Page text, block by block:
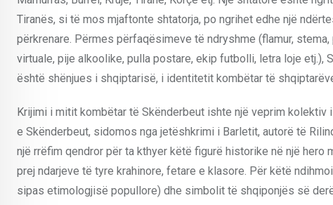
Tiranës, si të mos mjaftonte shtatorja, po ngrihet edhe një
përkrenare. Përmes përfaqësimeve të ndryshme (flamur,
virtuale, pije alkoolike, pulla postare, ekip futbolli, letra loje
është shënjues i shqiptarisë, i identitetit kombëtar të
Krijimi i mitit kombëtar të Skënderbeut ishte një veprim
e Skënderbeut, sidomos nga jetëshkrimi i Barletit, autorë të
një rrëfim qendror për ta kthyer këtë figurë historike në një
prej ndarjeve të tyre krahinore, fetare e klasore. Për këtë
sipas etimologjisë popullore) dhe simbolit të shqiponjës së